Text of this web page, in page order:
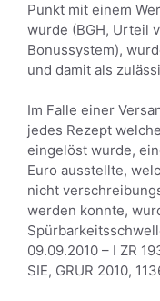
Punkt mit einem
wurde (BGH, Urteil
Bonussystem),
und damit als
Im Falle einer
jedes Rezept
eingelöst wurde,
Euro ausstellte,
nicht
werden konnte,
09.09.2010 – I ZR
SIE, GRUR 2010,